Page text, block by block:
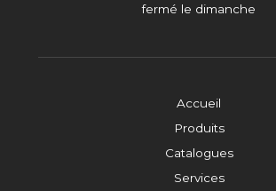
Accueil
Produits
Catalogues
Services
fermé le dimanche